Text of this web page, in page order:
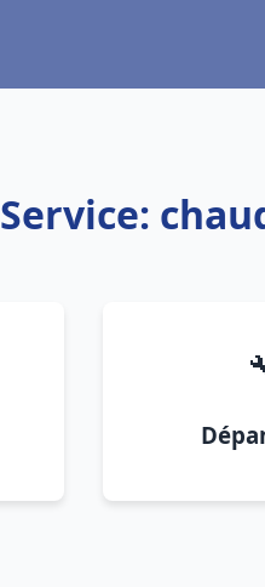
Service: